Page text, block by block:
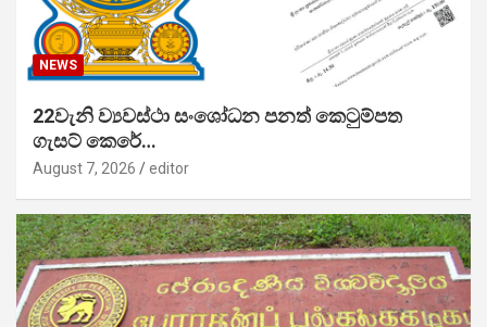
NEWS
22වැනි ව්‍යවස්ථා සංශෝධන පනත් කෙටුම්පත
ගැසට් කෙරේ…
August 7, 2026 editor